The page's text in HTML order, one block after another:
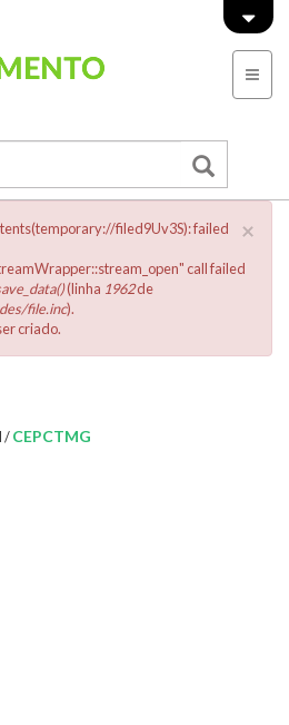
de busca
×
filed9Uv3S): failed
call failed
(linha 1962de
file.inc).
criado.
/CEPCTMG